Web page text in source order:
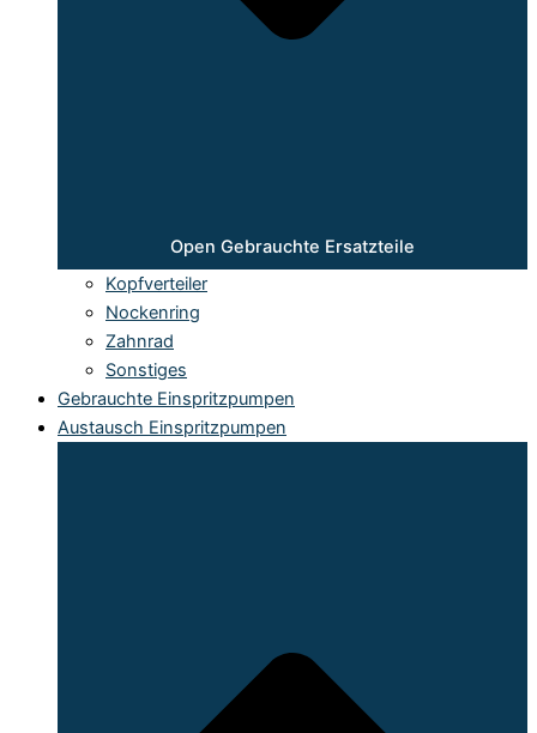
Open Gebrauchte Ersatzteile
Kopfverteiler
Nockenring
Zahnrad
Sonstiges
Gebrauchte Einspritzpumpen
Austausch Einspritzpumpen